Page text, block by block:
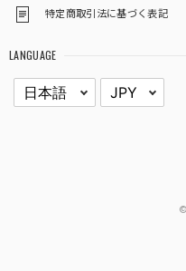
特定商取引法に基づく表記
LANGUAGE